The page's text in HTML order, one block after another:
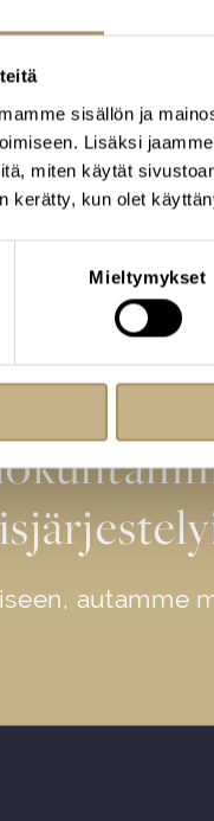
sisällön ja
Lisäksi
miten käytät
kerätty, kun olet
Mieltymykset
autamme